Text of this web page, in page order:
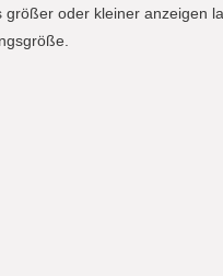
oder kleiner anzeigen